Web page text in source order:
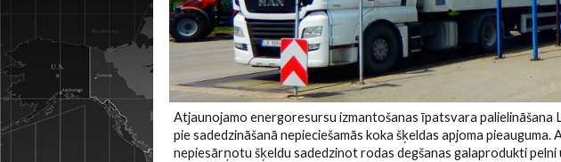
Atjaunojamo energoresursu izmantošanas īpatsvara palielināšana
pie sadedzināšanā nepieciešamās koka šķeldas apjoma pieauguma.
nepiesārņotu šķeldu sadedzinot rodas degšanas galaprodukti pelni